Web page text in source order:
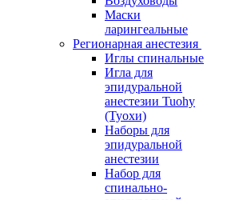
Маски
ларингеальные
Регионарная анестезия
Иглы спинальные
Игла для
эпидуральной
анестезии Tuohy
(Туохи)
Наборы для
эпидуральной
анестезии
Набор для
спинально-